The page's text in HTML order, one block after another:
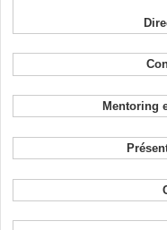
Mentoring